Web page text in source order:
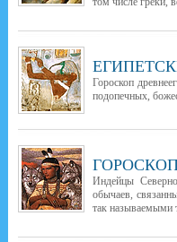
Гороскоп
подопечных,
Индейцы
обычаев,
так называемыми